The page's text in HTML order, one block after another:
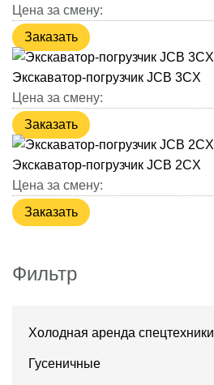
Фильтр
Холодная аренда спецтехники
Гусеничные
Цена за смену:
Заказать
Экскаватор-погрузчик JCB 3CX
Цена за смену:
Заказать
Экскаватор-погрузчик JCB 2CX
Цена за смену:
Заказать